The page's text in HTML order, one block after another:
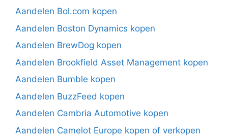
Aandelen Bol.com kopen
Aandelen Boston Dynamics kopen
Aandelen BrewDog kopen
Aandelen Brookfield Asset Management kopen
Aandelen Bumble kopen
Aandelen BuzzFeed kopen
Aandelen Cambria Automotive kopen
Aandelen Camelot Europe kopen of verkopen